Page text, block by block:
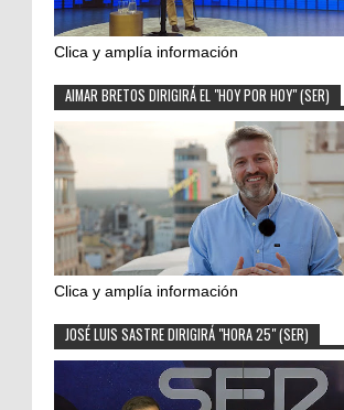
Clica y amplía información
AIMAR BRETOS DIRIGIRÁ EL "HOY POR HOY" (SER)
Clica y amplía información
JOSÉ LUIS SASTRE DIRIGIRÁ "HORA 25" (SER)